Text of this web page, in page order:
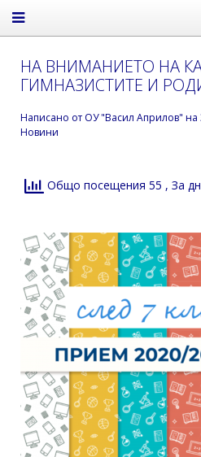
НА ВНИМАНИЕТО НА
ГИМНАЗИСТИТЕ И
Написано от ОУ "Васил Априлов" на
Новини
Общо посещения 55 , За